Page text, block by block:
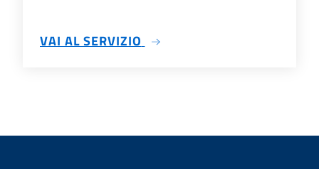
VAI AL SERVIZIO SU TRASPARENZA